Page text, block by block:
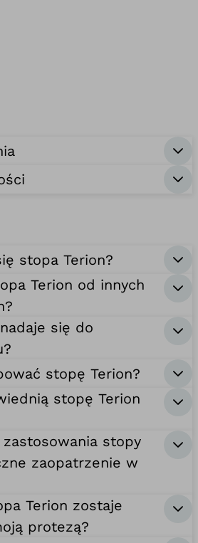
stopa Terion?
Terion od innych
się do
stopę Terion?
stopę Terion
stopy
zaopatrzenie w
Terion zostaje
protezą?